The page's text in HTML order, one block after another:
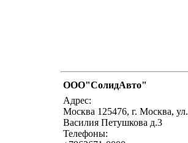
ООО"СолидАвто"
Адрес:
Москва 125476, г. Москва, ул.
Василия Петушкова д.3
Телефоны: